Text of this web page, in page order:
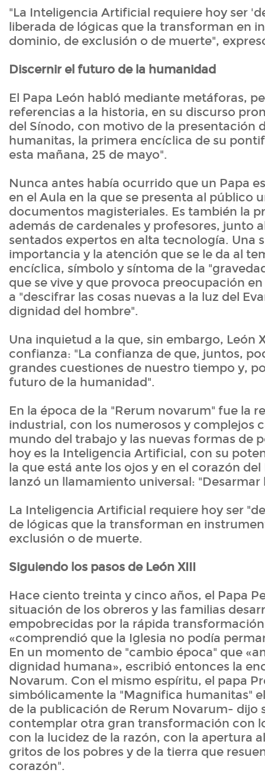
"La Inteligencia Artificial requiere hoy ser
liberada de lógicas que la transforman en
dominio, de exclusión o de muerte",
Discernir el futuro de la humanidad
El Papa León habló mediante metáforas,
referencias a la historia, en su discurso
del Sínodo, con motivo de la presentación
humanitas, la primera encíclica de su
esta mañana, 25 de mayo".
Nunca antes había ocurrido que un Papa
en el Aula en la que se presenta al público
documentos magisteriales. Es también la
además de cardenales y profesores, junto
sentados expertos en alta tecnología. Una
importancia y la atención que se le da al
encíclica, símbolo y síntoma de la
que se vive y que provoca preocupación
a "descifrar las cosas nuevas a la luz del
dignidad del hombre".
Una inquietud a la que, sin embargo, León
confianza: "La confianza de que, juntos,
grandes cuestiones de nuestro tiempo y,
futuro de la humanidad".
En la época de la "Rerum novarum" fue la
industrial, con los numerosos y complejos
mundo del trabajo y las nuevas formas de
hoy es la Inteligencia Artificial, con su
la que está ante los ojos y en el corazón
lanzó un llamamiento universal: "Desarmar
La Inteligencia Artificial requiere hoy ser
de lógicas que la transforman en
exclusión o de muerte.
Siguiendo los pasos de León XIII
Hace ciento treinta y cinco años, el Papa
situación de los obreros y las familias
empobrecidas por la rápida
«comprendió que la Iglesia no podía
En un momento de "cambio época" que
dignidad humana», escribió entonces la
Novarum. Con el mismo espíritu, el papa
simbólicamente la "Magnifica humanitas"
de la publicación de Rerum Novarum- dijo
contemplar otra gran transformación con
con la lucidez de la razón, con la apertura
gritos de los pobres y de la tierra que
corazón".